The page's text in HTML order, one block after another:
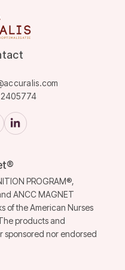
PROGRAM®,
ANCC MAGNET
of the American Nurses
products and
sponsored nor endorsed